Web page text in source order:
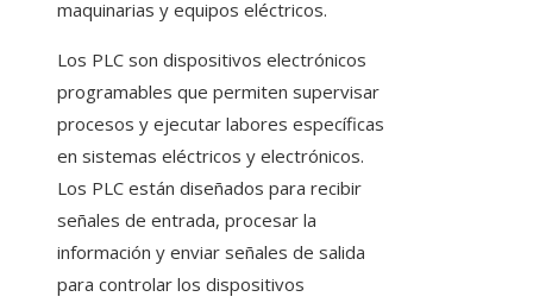
maquinarias y equipos eléctricos.
Los PLC son dispositivos electrónicos
programables que permiten supervisar
procesos y ejecutar labores específicas
en sistemas eléctricos y electrónicos.
Los PLC están diseñados para recibir
señales de entrada, procesar la
información y enviar señales de salida
para controlar los dispositivos